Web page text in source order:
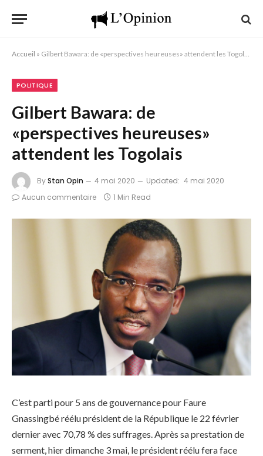
Accueil » Gilbert Bawara: de «perspectives heureuses» attendent les Togolais
POLITIQUE
Gilbert Bawara: de
«perspectives heureuses»
attendent les Togolais
ByStan Opin 4 mai 2020 Updated: 4 mai 2020
Aucun commentaire
1 Min Read
C’est parti pour 5 ans de gouvernance pour Faure
Gnassingbé réélu président de la République le 22 février
dernier avec 70,78 % des suffrages. Après sa prestation de
serment, hier dimanche 3 mai, le président réélu fera face